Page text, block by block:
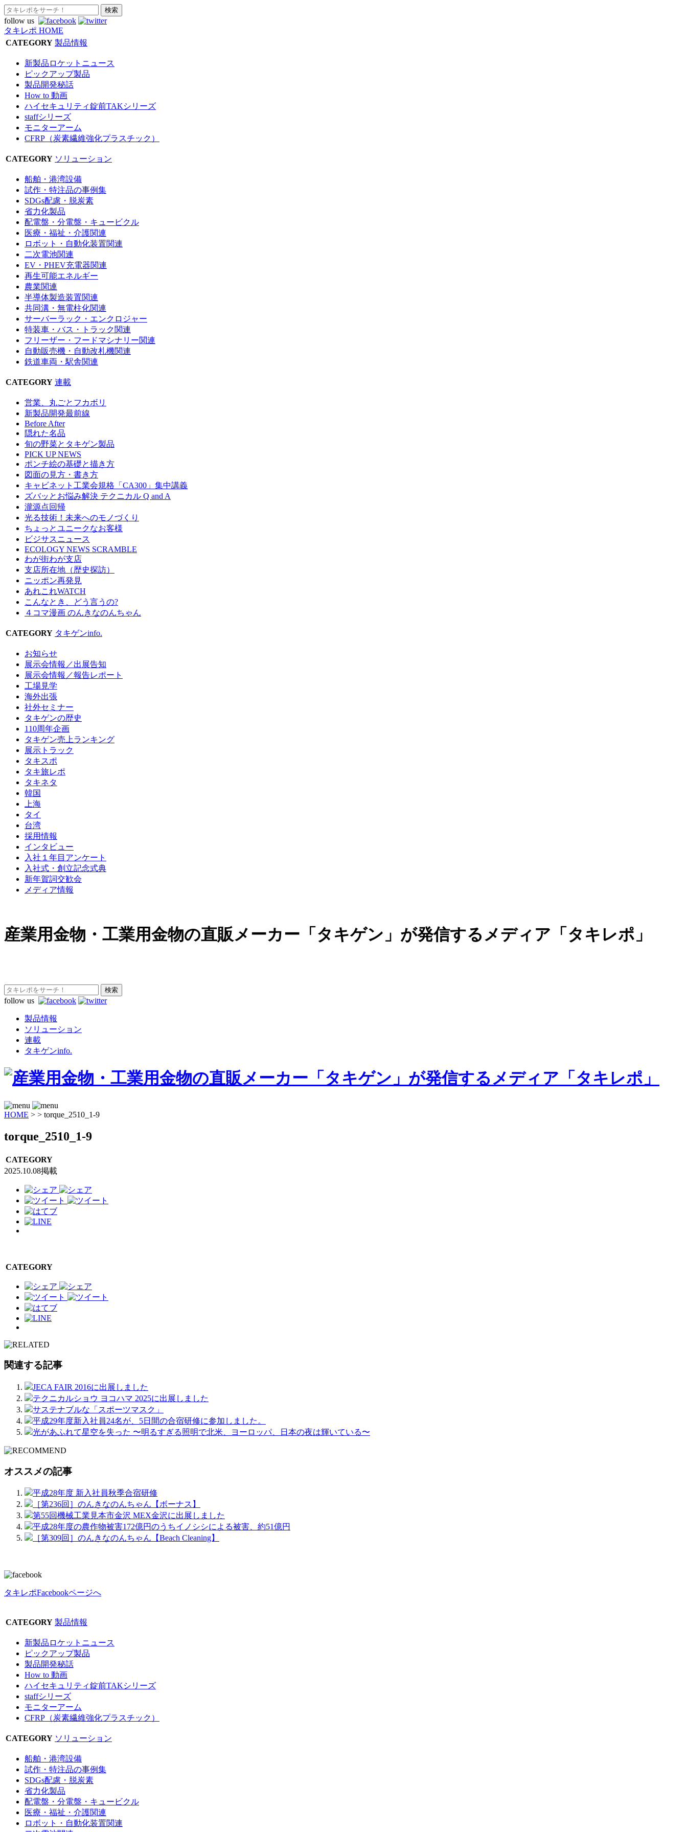
follow us
タキレポ HOME
CATEGORY 製品情報
新製品ロケットニュース
ピックアップ製品
製品開発秘話
How to 動画
ハイセキュリティ錠前TAKシリーズ
staffシリーズ
モニターアーム
CFRP（炭素繊維強化プラスチック）
CATEGORY ソリューション
船舶・港湾設備
試作・特注品の事例集
SDGs配慮・脱炭素
省力化製品
配電盤・分電盤・キュービクル
医療・福祉・介護関連
ロボット・自動化装置関連
二次電池関連
EV・PHEV充電器関連
再生可能エネルギー
農業関連
半導体製造装置関連
共同溝・無電柱化関連
サーバーラック・エンクロジャー
特装車・バス・トラック関連
フリーザー・フードマシナリー関連
自動販売機・自動改札機関連
鉄道車両・駅舎関連
CATEGORY 連載
営業、丸ごとフカボリ
新製品開発最前線
Before After
隠れた名品
旬の野菜とタキゲン製品
PICK UP NEWS
ポンチ絵の基礎と描き方
図面の見方・書き方
キャビネット工業会規格「CA300」集中講義
ズバッとお悩み解決 テクニカル Q and A
瀧源点回帰
光る技術！未来へのモノづくり
ちょっとユニークなお客様
ビジサスニュース
ECOLOGY NEWS SCRAMBLE
わが街わが支店
支店所在地（歴史探訪）
ニッポン再発見
あれこれWATCH
こんなとき、どう言うの?
４コマ漫画 のんきなのんちゃん
CATEGORY タキゲンinfo.
お知らせ
展示会情報／出展告知
展示会情報／報告レポート
工場見学
海外出張
社外セミナー
タキゲンの歴史
110周年企画
タキゲン売上ランキング
展示トラック
タキスポ
タキ旅レポ
タキネタ
韓国
上海
タイ
台湾
採用情報
インタビュー
入社１年目アンケート
入社式・創立記念式典
新年賀詞交歓会
メディア情報
産業用金物・工業用金物の直販メーカー「タキゲン」が発信するメディア「タキレポ」
follow us
製品情報
ソリューション
連載
タキゲンinfo.
HOME > > torque_2510_1-9
torque_2510_1-9
CATEGORY
2025.10.08掲載
CATEGORY
関連する記事
JECA FAIR 2016に出展しました
テクニカルショウ ヨコハマ 2025に出展しました
サステナブルな「スポーツマスク」
平成29年度新入社員24名が、5日間の合宿研修に参加しました。
光があふれて星空を失った 〜明るすぎる照明で北米、ヨーロッパ、日本の夜は輝いている〜
オススメの記事
平成28年度 新入社員秋季合宿研修
［第236回］のんきなのんちゃん【ボーナス】
第55回機械工業見本市金沢 MEX金沢に出展しました
平成28年度の農作物被害172億円のうちイノシシによる被害、約51億円
［第309回］のんきなのんちゃん【Beach Cleaning】
タキレポFacebookページへ
CATEGORY 製品情報
新製品ロケットニュース
ピックアップ製品
製品開発秘話
How to 動画
ハイセキュリティ錠前TAKシリーズ
staffシリーズ
モニターアーム
CFRP（炭素繊維強化プラスチック）
CATEGORY ソリューション
船舶・港湾設備
試作・特注品の事例集
SDGs配慮・脱炭素
省力化製品
配電盤・分電盤・キュービクル
医療・福祉・介護関連
ロボット・自動化装置関連